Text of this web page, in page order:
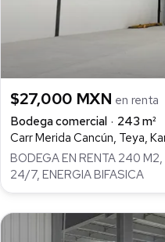
$27,000 MXN en renta
Bodega comercial
243 m²
Carr Merida Cancún, Teya,
BODEGA EN RENTA 240
24/7, ENERGIA BIFASICA